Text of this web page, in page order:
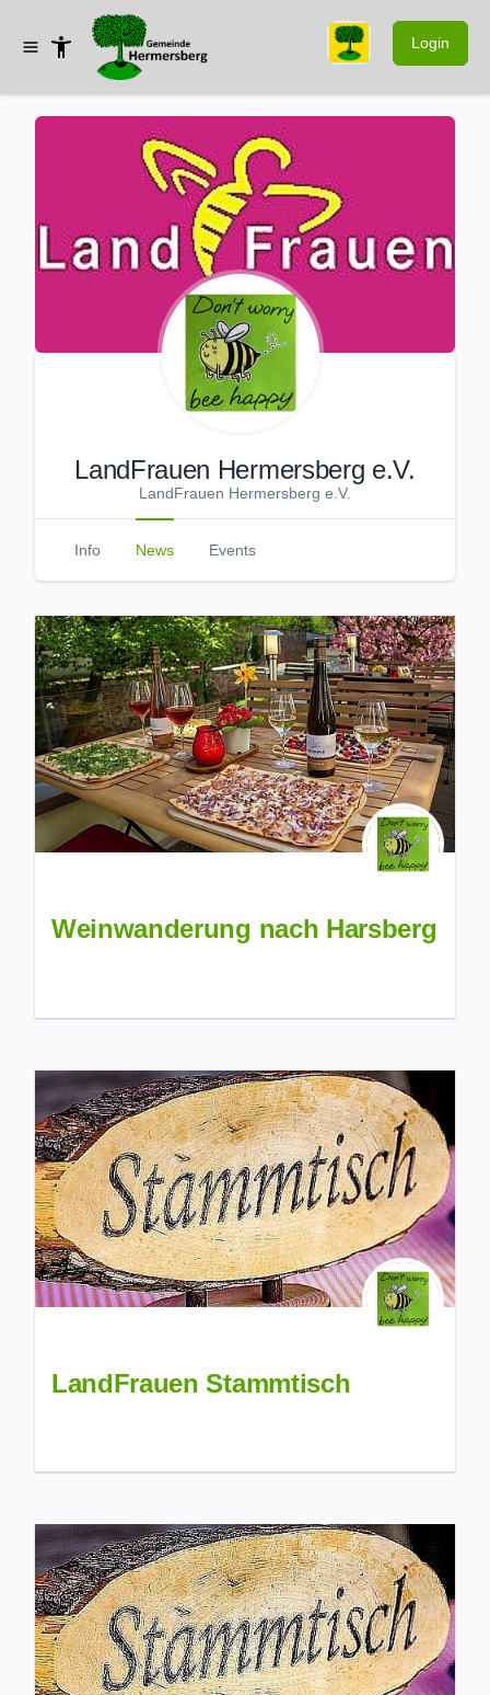
Login
LandFrauen Hermersberg e.V.
LandFrauen Hermersberg e.V.
Info News Events
Weinwanderung nach Harsberg
LandFrauen Stammtisch